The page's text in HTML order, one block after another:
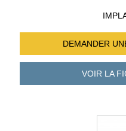
DEMANDER
VOIR LA